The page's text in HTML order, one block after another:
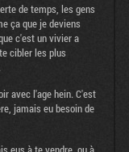
de temps, les gens
ça que je deviens
c'est un vivier a
cibler les plus
avec l'age hein. C'est
jamais eu besoin de